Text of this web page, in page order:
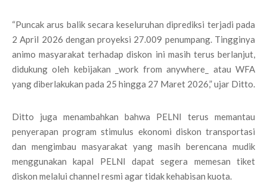
“Puncak arus balik secara keseluruhan diprediksi terjadi pada
2 April 2026 dengan proyeksi 27.009 penumpang. Tingginya
animo masyarakat terhadap diskon ini masih terus berlanjut,
didukung oleh kebijakan _work from anywhere_ atau WFA
yang diberlakukan pada 25 hingga 27 Maret 2026,” ujar Ditto.
Ditto juga menambahkan bahwa PELNI terus memantau
penyerapan program stimulus ekonomi diskon transportasi
dan mengimbau masyarakat yang masih berencana mudik
menggunakan kapal PELNI dapat segera memesan tiket
diskon melalui channel resmi agar tidak kehabisan kuota.